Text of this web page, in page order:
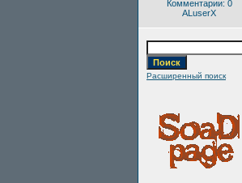
Комментарии: 0
ALuserX
Расширенный поиск